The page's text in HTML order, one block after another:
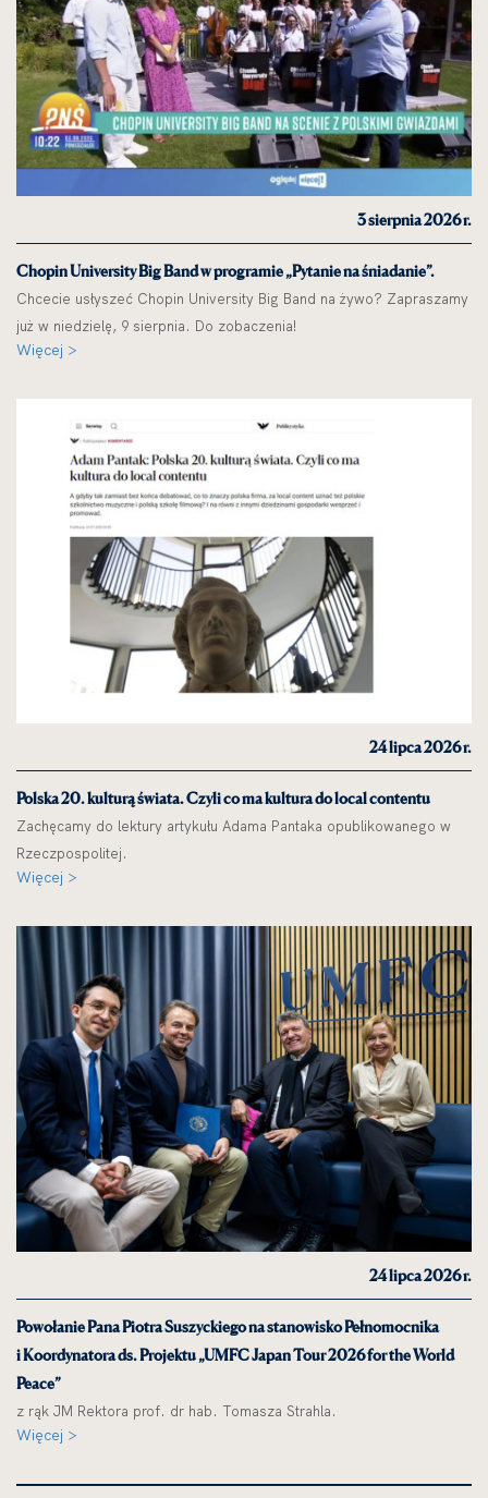
3 sierpnia 2026 r.
Chopin University Big Band w programie „Pytanie na śniadanie”.
Chcecie usłyszeć Chopin University Big Band na żywo? Zapraszamy
już w niedzielę, 9 sierpnia. Do zobaczenia!
Więcej >
24 lipca 2026 r.
Polska 20. kulturą świata. Czyli co ma kultura do local contentu
Zachęcamy do lektury artykułu Adama Pantaka opublikowanego w
Rzeczpospolitej.
Więcej >
24 lipca 2026 r.
Powołanie Pana Piotra Suszyckiego na stanowisko Pełnomocnika
i Koordynatora ds. Projektu „UMFC Japan Tour 2026 for the World
Peace”
z rąk JM Rektora prof. dr hab. Tomasza Strahla.
Więcej >